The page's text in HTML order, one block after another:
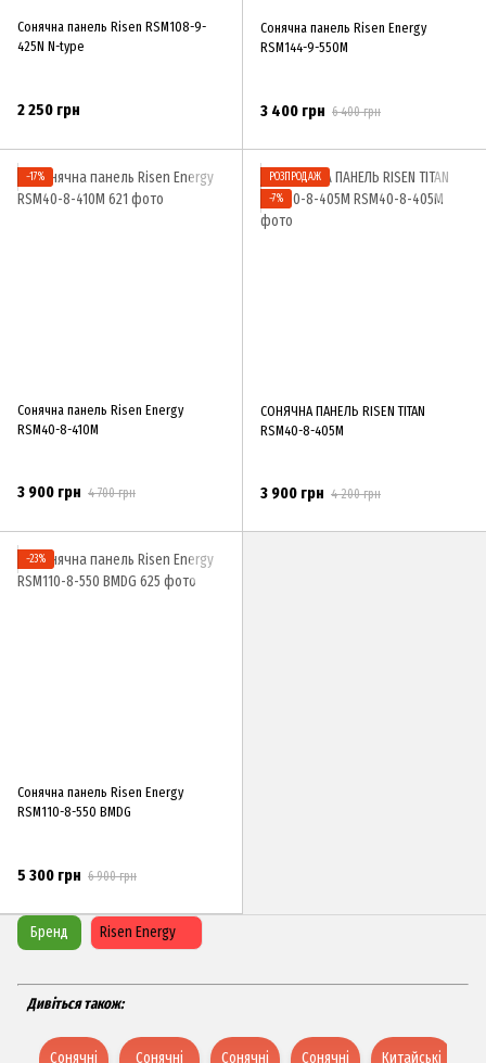
Сонячна панель Risen RSM108-9-
425N N-type
2 250 грн
Сонячна панель Risen Energy
RSM144-9-550M
3 400 грн 6 400 грн
−17%
Сонячна панель Risen Energy
RSM40-8-410M
3 900 грн 4 700 грн
РОЗПРОДАЖ
−7%
СОНЯЧНА ПАНЕЛЬ RISEN TITAN
RSM40-8-405M
3 900 грн 4 200 грн
−23%
Сонячна панель Risen Energy
RSM110-8-550 BMDG
5 300 грн 6 900 грн
Дивіться також:
Сонячні
Сонячні
Сонячні
Сонячні
Китайські
Бренд Risen Energy